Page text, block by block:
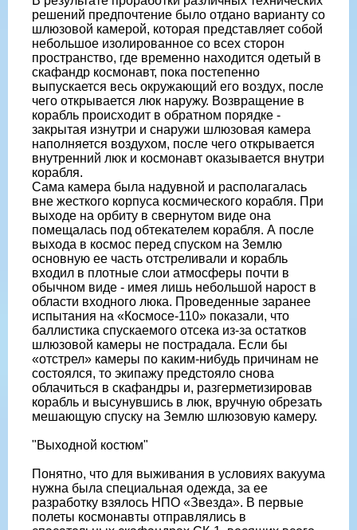
решений предпочтение было отдано варианту со
шлюзовой камерой, которая представляет собой
небольшое изолированное со всех сторон
пространство, где временно находится одетый в
скафандр космонавт, пока постепенно
выпускается весь окружающий его воздух, после
чего открывается люк наружу. Возвращение в
корабль происходит в обратном порядке -
закрытая изнутри и снаружи шлюзовая камера
наполняется воздухом, после чего открывается
внутренний люк и космонавт оказывается внутри
корабля.
Сама камера была надувной и располагалась
вне жесткого корпуса космического корабля. При
выходе на орбиту в свернутом виде она
помещалась под обтекателем корабля. А после
выхода в космос перед спуском на 3емлю
основную ее часть отстреливали и корабль
входил в плотные слои атмосферы почти в
обычном виде - имея лишь небольшой нарост в
области входного люка. Проведенные заранее
испытания на «Космосе-110» показали, что
баллистика спускаемого отсека из-за остатков
шлюзовой камеры не пострадала. Если бы
«отстрел» камеры по каким-нибудь причинам не
состоялся, то экипажу предстояло снова
облачиться в скафандры и, разгерметизировав
корабль и высунувшись в люк, вручную обрезать
мешающую спуску на Землю шлюзовую камеру.
"Выходной костюм"
Понятно, что для выживания в условиях вакуума
нужна была специальная одежда, за ее
разработку взялось НПО «Звезда». В первые
полеты космонавты отправлялись в